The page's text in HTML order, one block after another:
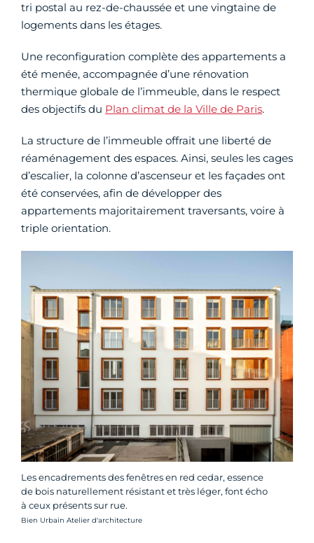
tri postal au rez-de-chaussée et une vingtaine de
logements dans les étages.
Une reconfiguration complète des appartements a
été menée, accompagnée d’une rénovation
thermique globale de l’immeuble, dans le respect
des objectifs du Plan climat de la Ville de Paris.
La structure de l’immeuble offrait une liberté de
réaménagement des espaces. Ainsi, seules les cages
d’escalier, la colonne d’ascenseur et les façades ont
été conservées, afin de développer des
appartements majoritairement traversants, voire à
triple orientation.
Les encadrements des fenêtres en red cedar, essence
de bois naturellement résistant et très léger, font écho
à ceux présents sur rue.
Crédit photo :
Bien Urbain Atelier d'architecture